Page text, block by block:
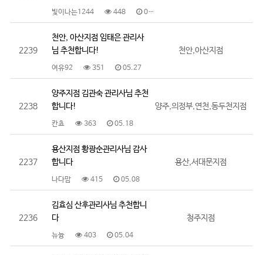
빛이나는1244 448 05.28
2239
천안, 아산지점 임태은 관리사
님 추천합니다!
여유92 351 05.27
천안,아산지점
2238
양주지점 김관숙 관리사님 추천
합니다!
칸쵸 363 05.18
양주,의정부,연천,동두천지점
2237
용산지점 황광순관리사님 감사
합니다
나다맘 415 05.08
용산,서대문지점
2236
김효심 산후관리사님 추천합니
다
뉴늉 403 05.04
청주지점